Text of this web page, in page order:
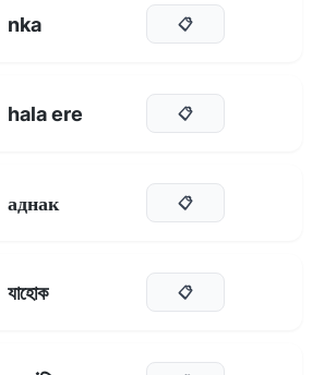
nka 📋
hala ere 📋
аднак 📋
যাহোক 📋